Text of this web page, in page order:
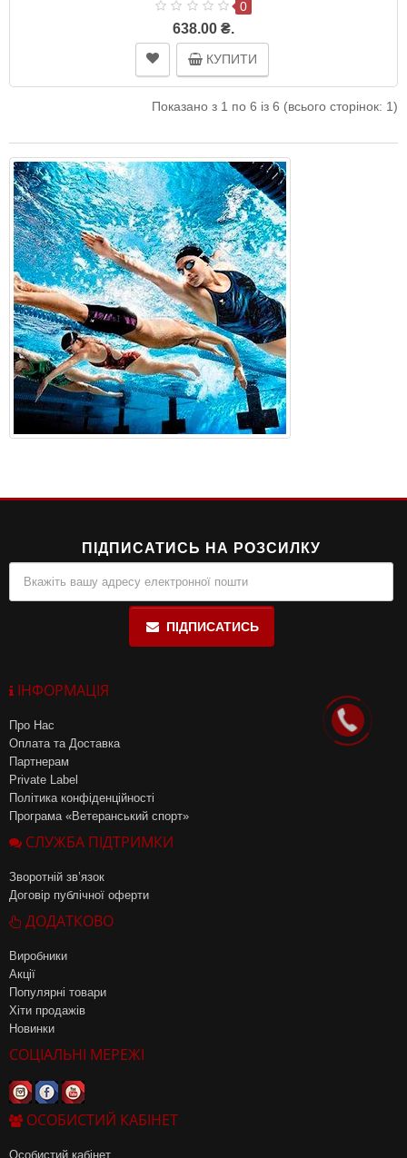
0
638.00 ₴.
КУПИТИ
Показано з 1 по 6 із 6 (всього сторінок: 1)
ПІДПИСАТИСЬ НА РОЗСИЛКУ
ПІДПИСАТИСЬ
ІНФОРМАЦІЯ
Про Нас
Оплата та Доставка
Партнерам
Private Label
Політика конфіденційності
Програма «Ветеранський спорт»
СЛУЖБА ПІДТРИМКИ
Зворотній зв’язок
Договір публічної оферти
ДОДАТКОВО
Виробники
Акції
Популярні товари
Хіти продажів
Новинки
СОЦІАЛЬНІ МЕРЕЖІ
ОСОБИСТИЙ КАБІНЕТ
Особистий кабінет